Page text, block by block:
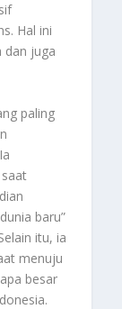
Hal ini
dan juga
paling
baru”
itu, ia
menuju
besar